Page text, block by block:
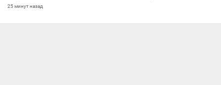
25 минут назад